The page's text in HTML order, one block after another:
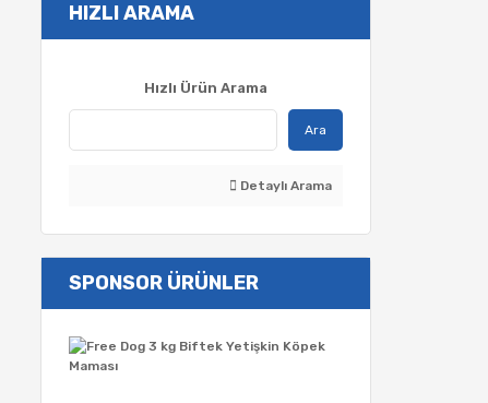
HIZLI ARAMA
Hızlı Ürün Arama
Ara
Detaylı Arama
SPONSOR ÜRÜNLER